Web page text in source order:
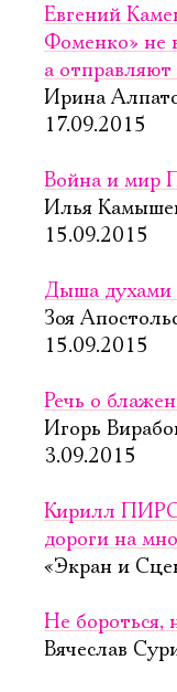
Евгений
Фоменко» не
а
Ирина
17.09.2015
Война и мир
Илья
15.09.2015
Дыша духами
Зоя
15.09.2015
Речь о
Игорь
3.09.2015
Кирилл
дороги на
«Экран и
Не бороться,
Вячеслав